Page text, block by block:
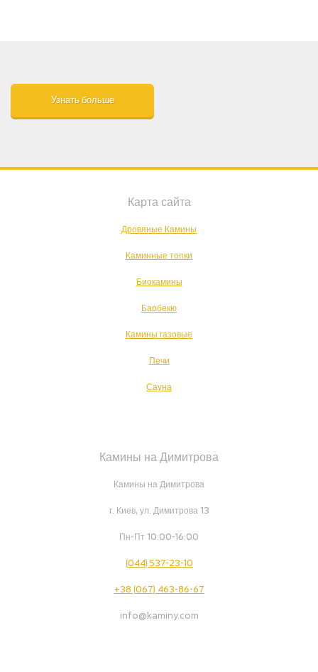
Узнать больше
Карта сайта
Дровяные Камины
Каминные топки
Биокамины
Барбекю
Камины газовые
Печи
Сауна
Камины на Димитрова
Камины на Димитрова
г. Киев, ул. Димитрова 13
Пн-Пт 10:00-16:00
(044) 537-23-10
+38 (067) 463-86-67
info@kaminy.com